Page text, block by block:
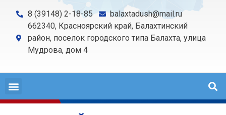
8 (39148) 2-18-85
balaxtadush@mail.ru
662340, Красноярский край, Балахтинский
район, поселок городского типа Балахта, улица
Мудрова, дом 4